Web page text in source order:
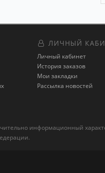
ЛИЧНЫЙ
Личный кабинет
История заказов
Мои закладки
Рассылка новостей
информационный